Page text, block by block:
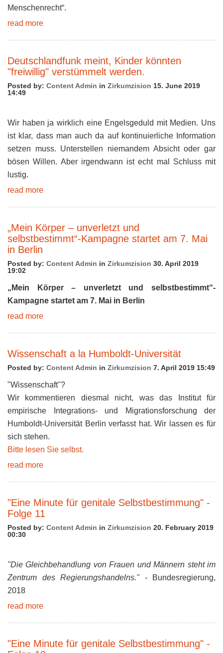
Menschenrecht“.
read more
Deutschlandfunk meint, Kinder könnten
"freiwillig" verstümmelt werden.
Posted by: Content Admin in Zirkumzision 15. June 2019
14:49
Wir haben ja wirklich eine Engelsgeduld mit Medien. Uns
ist klar, dass man auch da auf kontinuierliche Information
setzen muss. Unterstellen niemandem Absicht oder gar
bösen Willen. Aber irgendwann ist echt mal Schluss mit
lustig.
read more
„Mein Körper – unverletzt und
selbstbestimmt“-Kampagne startet am 7. Mai
in Berlin
Posted by: Content Admin in Zirkumzision 30. April 2019
19:02
„Mein Körper – unverletzt und selbstbestimmt“-
Kampagne startet am 7. Mai in Berlin
read more
Wissenschaft a la Humboldt-Universität
Posted by: Content Admin in Zirkumzision 7. April 2019 15:49
"Wissenschaft"?
Wir kommentieren diesmal nicht, was das Institut für
empirische Integrations- und Migrationsforschung der
Humboldt-Universität Berlin verfasst hat. Wir lassen es für
sich stehen.
Bitte lesen Sie selbst.
read more
"Eine Minute für genitale Selbstbestimmung" -
Folge 11
Posted by: Content Admin in Zirkumzision 20. February 2019
00:30
"Die Gleichbehandlung von Frauen und Männern steht im
Zentrum des Regierungshandelns."- Bundesregierung,
2018
read more
"Eine Minute für genitale Selbstbestimmung" -